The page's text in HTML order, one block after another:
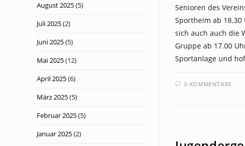
Senioren des
Sportheim ab
sich auch auch die
Gruppe ab 17.00
Sportanlage und
0 KOMMENTARE
August 2025(5)
Juli 2025(2)
Juni 2025(5)
Mai 2025(12)
April 2025(6)
März 2025(5)
Februar 2025(5)
Januar 2025(2)